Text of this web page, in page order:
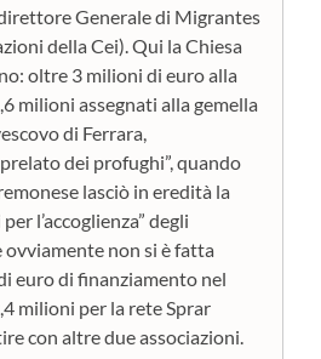
Generale di Migrantes
della Cei). Qui la Chiesa
oltre 3 milioni di euro alla
milioni assegnati alla gemella
di Ferrara,
dei profughi”, quando
lasciò in eredità la
l’accoglienza” degli
ovviamente non si è fatta
euro di finanziamento nel
milioni per la rete Sprar
con altre due associazioni.